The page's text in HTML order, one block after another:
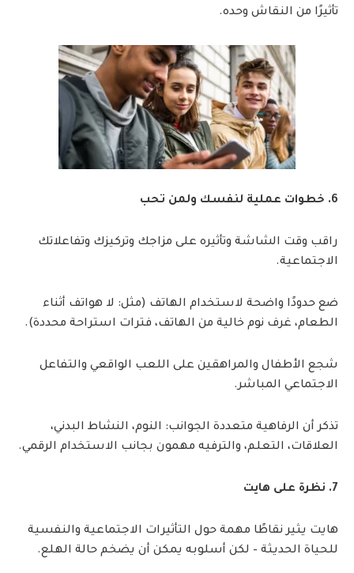
تأثيرًا من النقاش وحده.
6. خطوات عملية لنفسك ولمن تحب
راقب وقت الشاشة وتأثيره على مزاجك وتركيزك وتفاعلاتك
الاجتماعية.
ضع حدودًا واضحة لاستخدام الهاتف (مثل: لا هواتف أثناء
الطعام، غرف نوم خالية من الهاتف، فترات استراحة محددة).
شجع الأطفال والمراهقين على اللعب الواقعي والتفاعل
الاجتماعي المباشر.
تذكر أن الرفاهية متعددة الجوانب: النوم، النشاط البدني،
العلاقات، التعلم، والترفيه مهمون بجانب الاستخدام الرقمي.
7. نظرة على هايت
هايت يثير نقاطًا مهمة حول التأثيرات الاجتماعية والنفسية
للحياة الحديثة – لكن أسلوبه يمكن أن يضخم حالة الهلع.